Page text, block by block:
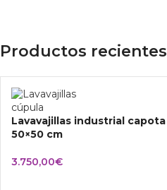
Productos recientes
Lavavajillas industrial capota
50×50 cm
3.750,00€